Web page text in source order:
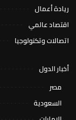
ريادة أعمال
اقتصاد عالمي
اتصالات وتكنولوجيا
أخبار الدول
مصر
السعودية